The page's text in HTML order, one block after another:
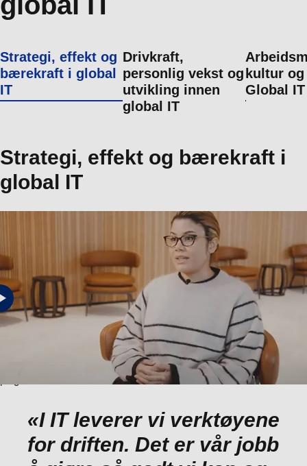
Strategi, effekt og
bærekraft i global
IT
Drivkraft,
personlig vekst og
utvikling innen
global IT
kultur
Global IT
Strategi, effekt og bærekraft i
global IT
Vil du vite mer om den strategiske betydningen av IT i DSV,
vår forpliktelse til bærekraft og hvilken innvirkning du kan ha
«I IT leverer vi verktøyene
for driften. Det er vår jobb